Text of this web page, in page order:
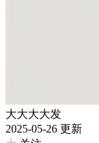
大大大大发
2025-05-26 更新